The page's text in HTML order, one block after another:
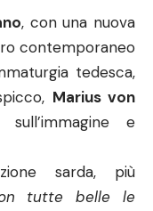
, con una nuova
contemporaneo
tedesca,
Marius von
e
sarda, più
tutte belle le